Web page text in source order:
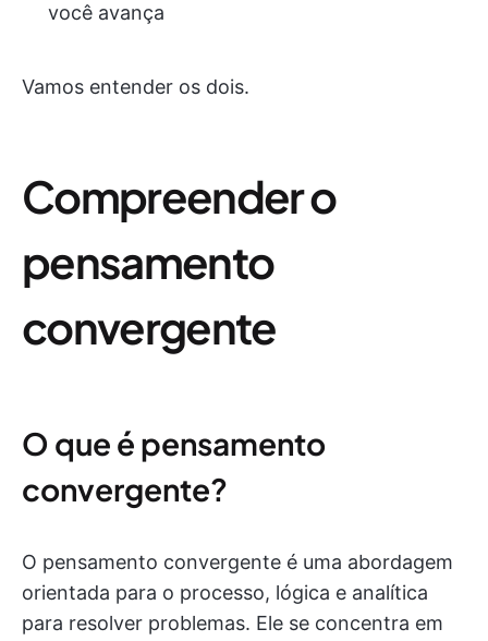
você avança
Vamos entender os dois.
Compreender o
pensamento
convergente
O que é pensamento
convergente?
O pensamento convergente é uma abordagem
orientada para o processo, lógica e analítica
para resolver problemas. Ele se concentra em